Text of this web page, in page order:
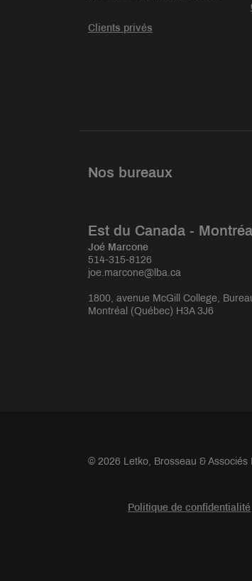
Clients privés
Nos bureaux
Est du Canada - Montréal
Joé Marcone
514-315-8126
joe.marcone@lba.ca
1800, avenue McGill College,
Montréal (Québec) H3A 3J6
© 2026 Letko, Brosseau & Associés
Politique de confidentialité